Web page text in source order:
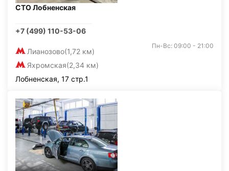
СТО Лобненская
+7 (499) 110-53-06
Лианозово(1,72 км)
Яхромская(2,34 км)
Пн-Вс: 09:00 - 21:00
Лобненская, 17 стр.1